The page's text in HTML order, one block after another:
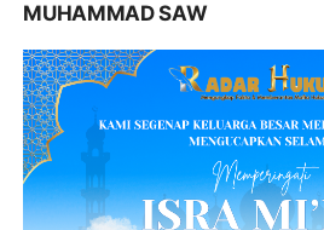
MUHAMMAD SAW